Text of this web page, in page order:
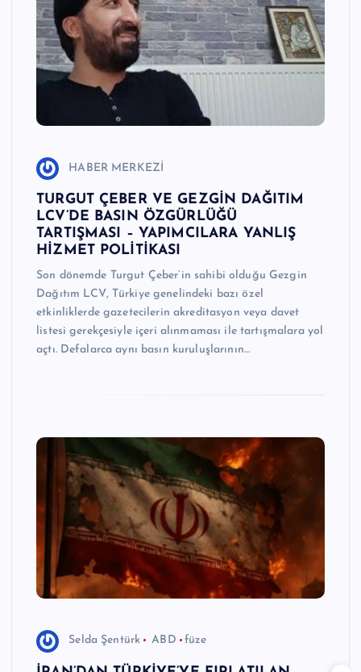
e
r
I
Ö
z
ü
n
H
a
b
e
ri
e
r
k
e
zi
HABER MERKEZİ
TURGUT ÇEBER VE GEZGİN DAĞITIM
LCV’DE BASIN ÖZGÜRLÜĞÜ
TARTIŞMASI – YAPIMCILARA YANLIŞ
HİZMET POLİTİKASI
Son dönemde Turgut Çeber’in sahibi olduğu Gezgin
Dağıtım LCV, Türkiye genelindeki bazı özel
etkinliklerde gazetecilerin akreditasyon veya davet
listesi gerekçesiyle içeri alınmaması ile tartışmalara yol
açtı. Defalarca aynı basın kuruluşlarının…
Selda Şentürk ABD füze